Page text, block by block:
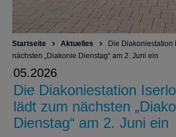
Startseite Aktuelles
Die Diakoniestation
nächsten „Diakonie Dienstag“ am 2. Juni ein
05.2026
Die Diakoniestation
lädt zum nächsten
Dienstag“ am 2. Juni ein